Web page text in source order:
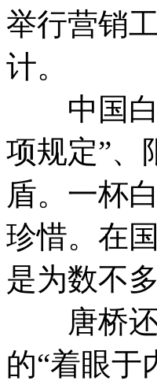
举行营销
计。
中国白
项规定”、
盾。一杯
珍惜。在
是为数不
唐桥还
的“着眼于